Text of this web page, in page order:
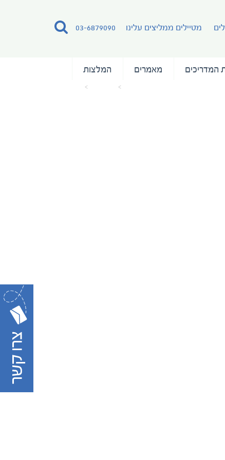
03-6879090 מטיילים ממליצים עלינו
המדריכים מאמרים המלצות